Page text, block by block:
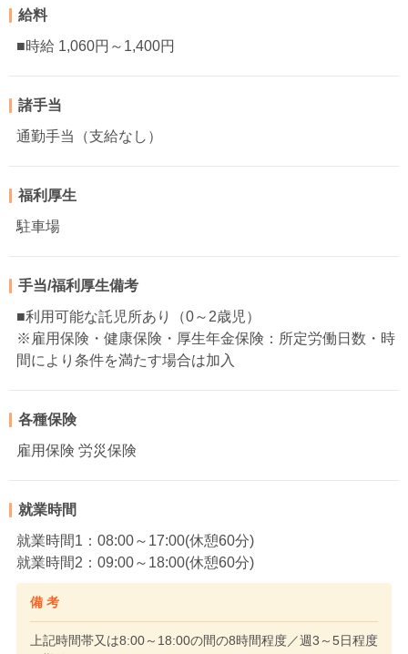
給料
■時給 1,060円～1,400円
諸手当
通勤手当（支給なし）
福利厚生
駐車場
手当/福利厚生備考
■利用可能な託児所あり（0～2歳児）
※雇用保険・健康保険・厚生年金保険：所定労働日数・時
間により条件を満たす場合は加入
各種保険
雇用保険 労災保険
就業時間
就業時間1：08:00～17:00(休憩60分)
就業時間2：09:00～18:00(休憩60分)
備 考
上記時間帯又は8:00～18:00の間の8時間程度／週3～5日程度